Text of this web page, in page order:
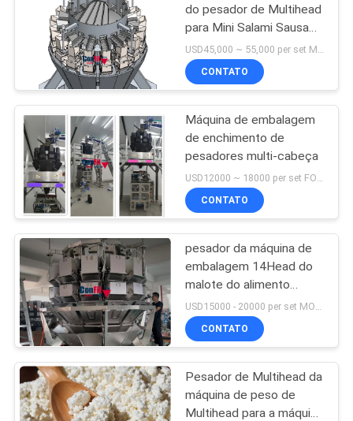
PRIVACY
POLICY
do pesador de Multihead
para Mini Salami Sausage
Packaging System
ROMA Thermoforming
Packaging
USD45,000 ~ 55,000 per set MOQ:1 grupo
CONTATO
Máquina de embalagem
de enchimento de
pesadores multi-cabeça
CONTATO
pesador da máquina de
embalagem 14Head do
malote do alimento
750kg para contar o
malote
CONTATO
Pesador de Multihead da
máquina de peso de
Multihead para a máquina